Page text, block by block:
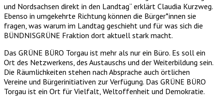
und Nordsachsen direkt in den Landtag“ erklärt Claudia Kurzweg.
Ebenso in umgekehrte Richtung können die Bürger*innen sie
fragen, was warum im Landtag geschieht und für was sich die
BÜNDNISGRÜNE Fraktion dort aktuell stark macht.
Das GRÜNE BÜRO Torgau ist mehr als nur ein Büro. Es soll ein
Ort des Netzwerkens, des Austauschs und der Weiterbildung sein.
Die Räumlichkeiten stehen nach Absprache auch örtlichen
Vereine und Bürgerinitiativen zur Verfügung. Das GRÜNE BÜRO
Torgau ist ein Ort für Vielfalt, Weltoffenheit und Demokratie.